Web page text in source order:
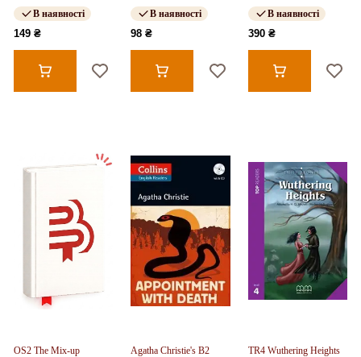
В наявності
149 ₴
В наявності
98 ₴
CD
В наявності
390 ₴
OS2 The Mix-up
Agatha Christie's B2
TR4 Wuthering Heights